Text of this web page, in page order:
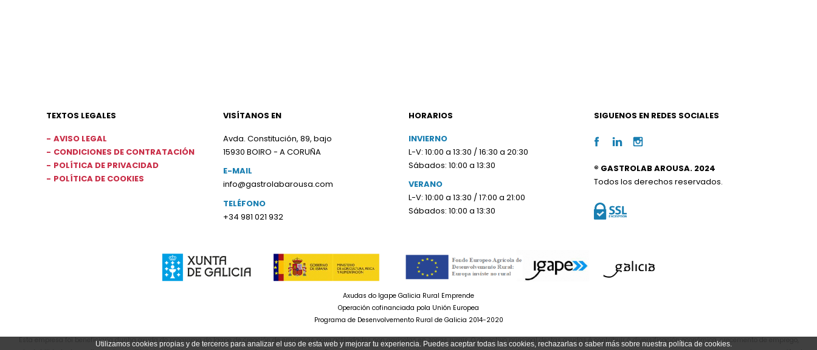
Utilizamos cookies propias y de terceros para analizar el uso de esta web y mejorar tu experiencia. Puedes aceptar todas las cookies, rechazarlas o saber más sobre nuestra política de cookies.
TEXTOS LEGALES
AVISO LEGAL
CONDICIONES DE CONTRATACIÓN
POLÍTICA DE PRIVACIDAD
POLÍTICA DE COOKIES
VISÍTANOS EN
Avda. Constitución, 89, bajo
15930 BOIRO - A CORUÑA
E-MAIL
info@gastrolabarousa.com
TELÉFONO
+34 981 021 932
HORARIOS
INVIERNO
L-V: 10:00 a 13:30 / 16:30 a 20:30
Sábados: 10:00 a 13:30
VERANO
L-V: 10:00 a 13:30 / 17:00 a 21:00
Sábados: 10:00 a 13:30
SIGUENOS EN REDES SOCIALES
® GASTROLAB AROUSA. 2024
Todos los derechos reservados.
Axudas do Igape Galicia Rural Emprende
Operación cofinanciada pola Unión Europea
Programa de Desenvolvemento Rural de Galicia 2014-2020
Esta empresa foi beneficiaria dunha axuda do programa do Igape de creación de empresas para actividades non agrícolas en zonas rurais. O obxectivo principal destas axudas é contribuír á diversificación económica, crecemento de emprego,